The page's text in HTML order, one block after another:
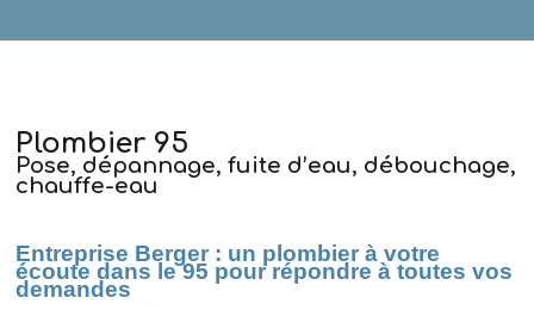
Plombier 95
Pose, dépannage, fuite d’eau, débouchage,
chauffe-eau
Entreprise Berger : un plombier à votre
écoute dans le 95 pour répondre à toutes vos
demandes